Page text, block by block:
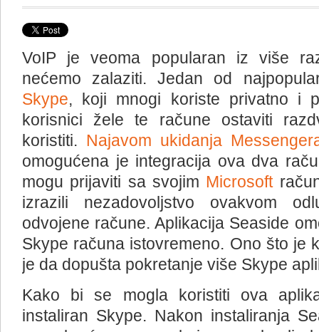
VoIP je veoma popularan iz više
nećemo zalaziti. Jedan od
Skype, koji mnogi koriste privatno i
korisnici žele te račune ostaviti
koristiti. Najavom ukidanja
omogućena je integracija ova dva
mogu prijaviti sa svojim Microsoft
izrazili nezadovoljstvo ovakvom
odvojene račune. Aplikacija Seaside
Skype računa istovremeno. Ono što je
je da dopušta pokretanje više Skype
Kako bi se mogla koristiti ova
instaliran Skype. Nakon instaliranja